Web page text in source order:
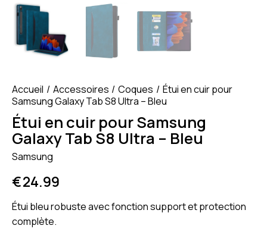
Accueil Accessoires Coques
Étui en cuir pour
Samsung Galaxy Tab S8 Ultra – Bleu
Étui en cuir pour Samsung
Galaxy Tab S8 Ultra – Bleu
Samsung
€24.99
Étui bleu robuste avec fonction support et protection
complète.